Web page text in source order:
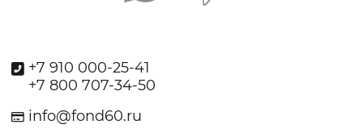
+7 910 000-25-41
+7 800 707-34-50
info@fond60.ru